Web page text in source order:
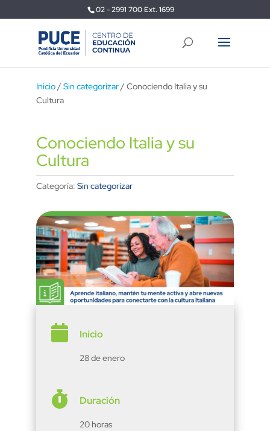
02 - 2991 700 Ext. 1699
Inicio/ Sin categorizar/ Conociendo Italia y su
Cultura
Conociendo Italia y su
Cultura
Categoría: Sin categorizar
 Inicio
28 de enero
 Duración
20 horas